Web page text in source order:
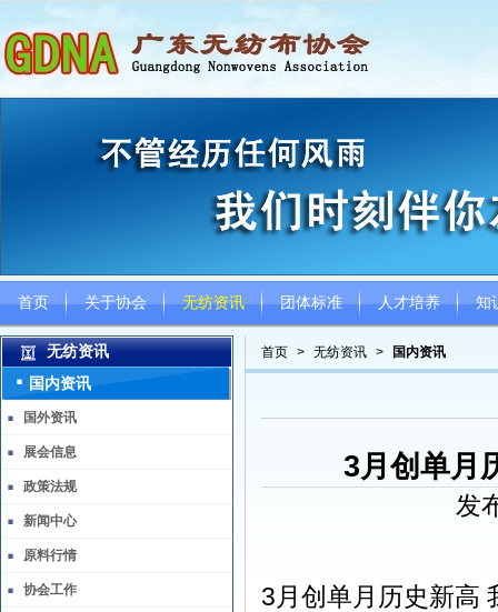
首页 关于协会 无纺资讯 团体标准 人才培养 知
首页 > 无纺资讯 > 国内资讯
3月创单月
发
3月创单月历史
无纺资讯
国内资讯
国外资讯
展会信息
政策法规
新闻中心
原料行情
协会工作